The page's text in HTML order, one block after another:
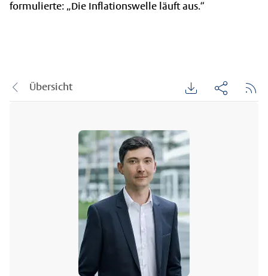
formulierte: „Die Inflationswelle läuft aus.“
Übersicht